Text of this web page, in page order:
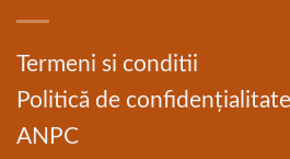
Termeni si conditii
Politică de confidențialitate
ANPC